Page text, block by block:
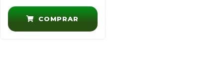
COMPRAR